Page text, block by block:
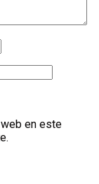
en este